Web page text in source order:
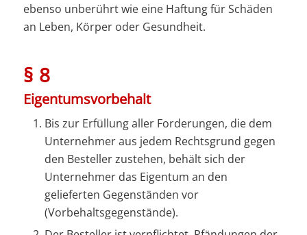
ebenso unberührt wie eine Haftung für Schäden
an Leben, Körper oder Gesundheit.
§ 8
Eigentumsvorbehalt
Bis zur Erfüllung aller Forderungen, die dem
Unternehmer aus jedem Rechtsgrund gegen
den Besteller zustehen, behält sich der
Unternehmer das Eigentum an den
gelieferten Gegenständen vor
(Vorbehaltsgegenstände).